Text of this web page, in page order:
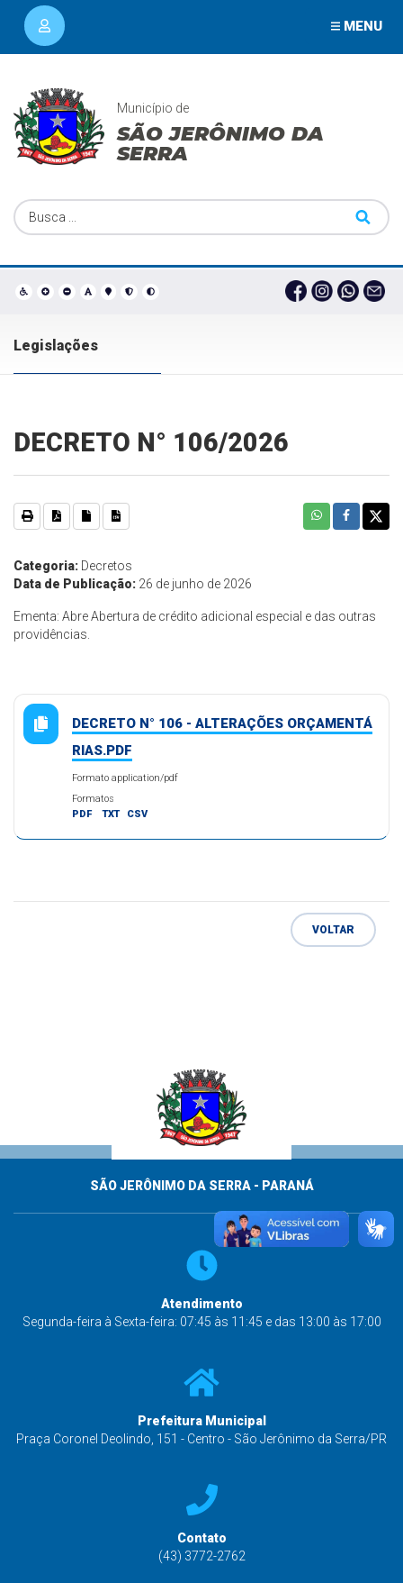
MENU
Município de
SÃO JERÔNIMO DA
SERRA
Legislações
DECRETO N° 106/2026
Categoria: Decretos
Data de Publicação: 26 de junho de 2026
Ementa: Abre Abertura de crédito adicional especial e das outras
providências.
DECRETO N° 106 - ALTERAÇÕES ORÇAMENTÁ
RIAS.PDF
Formato application/pdf
Formatos
PDF
TXT CSV
VOLTAR
SÃO JERÔNIMO DA SERRA - PARANÁ
Atendimento
Segunda-feira à Sexta-feira: 07:45 às 11:45 e das 13:00 às 17:00
Prefeitura Municipal
Praça Coronel Deolindo, 151 - Centro - São Jerônimo da Serra/PR
Contato
(43) 3772-2762